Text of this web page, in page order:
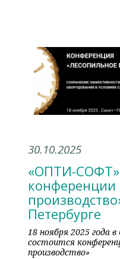
30.10.2025
«ОПТИ-СОФТ»
конференции
Петербурге
18 ноября 2025 года
состоится
производство»